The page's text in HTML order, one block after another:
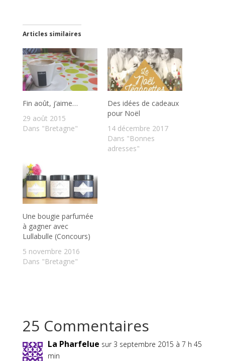
Articles similaires
Fin août, j’aime…
29 août 2015
Dans "Bretagne"
Des idées de cadeaux
pour Noël
14 décembre 2017
Dans "Bonnes
adresses"
Une bougie parfumée
à gagner avec
Lullabulle (Concours)
5 novembre 2016
Dans "Bretagne"
25 Commentaires
La Pharfelue sur 3 septembre 2015 à 7 h 45
min